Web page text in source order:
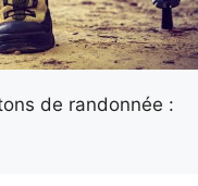
de randonnée :